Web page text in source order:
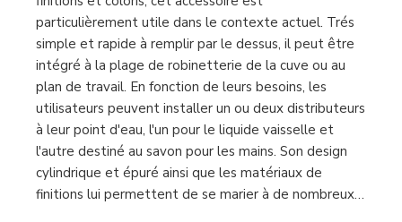
particulièrement utile dans le contexte actuel. Trés
simple et rapide à remplir par le dessus, il peut être
intégré à la plage de robinetterie de la cuve ou au
plan de travail. En fonction de leurs besoins, les
utilisateurs peuvent installer un ou deux distributeurs
à leur point d'eau, l'un pour le liquide vaisselle et
l'autre destiné au savon pour les mains. Son design
cylindrique et épuré ainsi que les matériaux de
finitions lui permettent de se marier à de nombreux…